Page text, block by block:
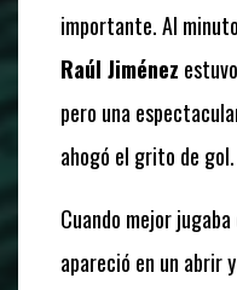
importante. Al
Raúl Jiménez
pero una
ahogó el grito de gol.
Cuando mejor
apareció en un abrir